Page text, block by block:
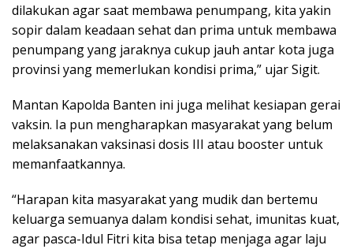
dilakukan agar saat membawa penumpang, kita yakin
sopir dalam keadaan sehat dan prima untuk membawa
penumpang yang jaraknya cukup jauh antar kota juga
provinsi yang memerlukan kondisi prima,” ujar Sigit.
Mantan Kapolda Banten ini juga melihat kesiapan gerai
vaksin. Ia pun mengharapkan masyarakat yang belum
melaksanakan vaksinasi dosis III atau booster untuk
memanfaatkannya.
“Harapan kita masyarakat yang mudik dan bertemu
keluarga semuanya dalam kondisi sehat, imunitas kuat,
agar pasca-Idul Fitri kita bisa tetap menjaga agar laju